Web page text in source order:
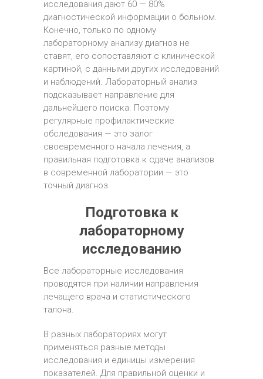
исследования дают 60 — 80%
диагностической информации о больном.
Конечно, только по одному
лабораторному анализу диагноз не
ставят, его сопоставляют с клинической
картиной, с данными других исследований
и наблюдений. Лабораторный анализ
подсказывает направление для
дальнейшего поиска. Поэтому
регулярные профилактические
обследования — это залог
своевременного начала лечения, а
правильная подготовка к сдаче анализов
в современной лаборатории — это
точный диагноз.
Подготовка к
лабораторному
исследованию
Все лабораторные исследования
проводятся при наличии направления
лечащего врача и статистического
талона.
В разных лабораториях могут
применяться разные методы
исследования и единицы измерения
показателей. Для правильной оценки и